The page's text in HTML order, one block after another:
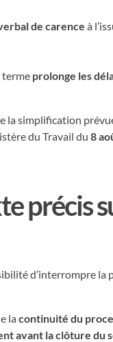
de carence à
terme prolonge les
la simplification
du Travail du8
précis
d’interrompre la
lacontinuité du
avant la clôture du